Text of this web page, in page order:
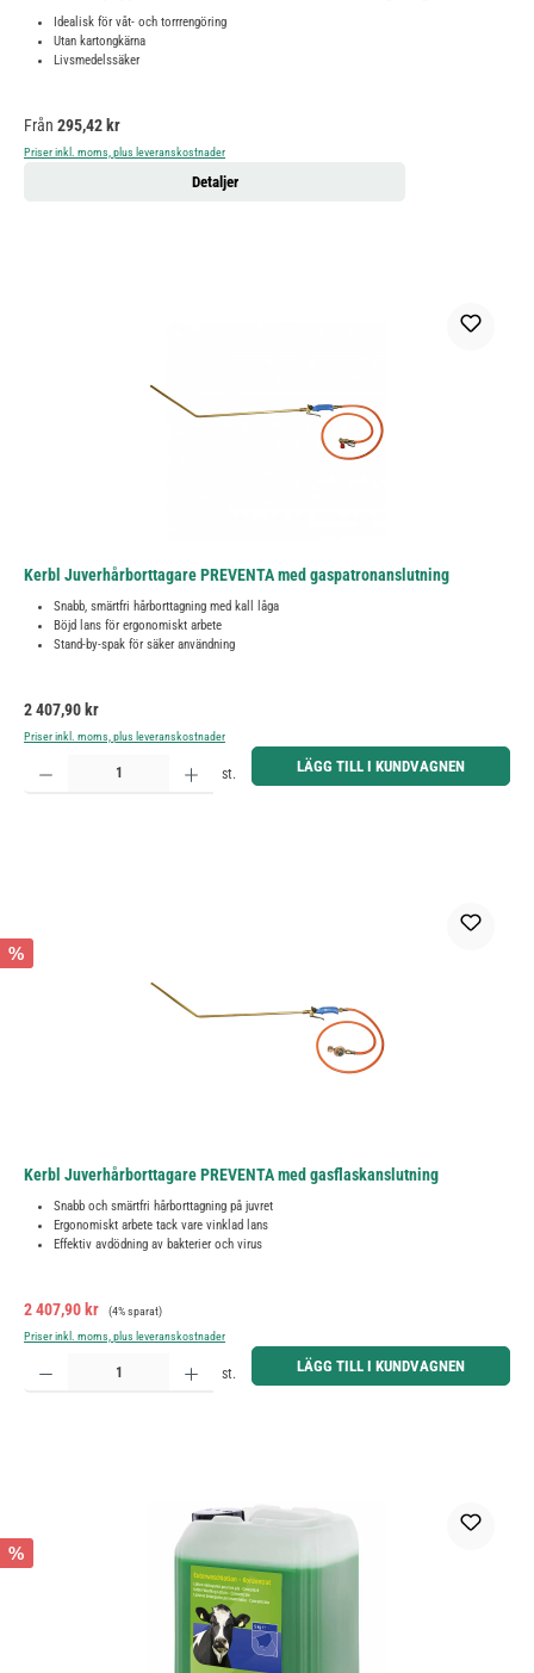
Idealisk för våt- och torrrengöring
Utan kartongkärna
Livsmedelssäker
Ordinarie pris:
Från 295,42 kr
Priser inkl. moms, plus leveranskostnader
Detaljer
Kerbl Juverhårborttagare PREVENTA med gaspatronanslutning
Snabb, smärtfri hårborttagning med kall låga
Böjd lans för ergonomiskt arbete
Stand-by-spak för säker användning
Ordinarie pris:
2 407,90 kr
Priser inkl. moms, plus leveranskostnader
Produktkvantitet: Ange önskat belopp eller använd knapparna för att öka eller minska kvantiteten.
st. LÄGG TILL I KUNDVAGNEN
%
Kerbl Juverhårborttagare PREVENTA med gasflaskanslutning
Snabb och smärtfri hårborttagning på juvret
Ergonomiskt arbete tack vare vinklad lans
Effektiv avdödning av bakterier och virus
Försäljningspris:
2 407,90 kr Ordinarie pris:
(4% sparat)
Priser inkl. moms, plus leveranskostnader
Produktkvantitet: Ange önskat belopp eller använd knapparna för att öka eller minska kvantiteten.
st. LÄGG TILL I KUNDVAGNEN
%